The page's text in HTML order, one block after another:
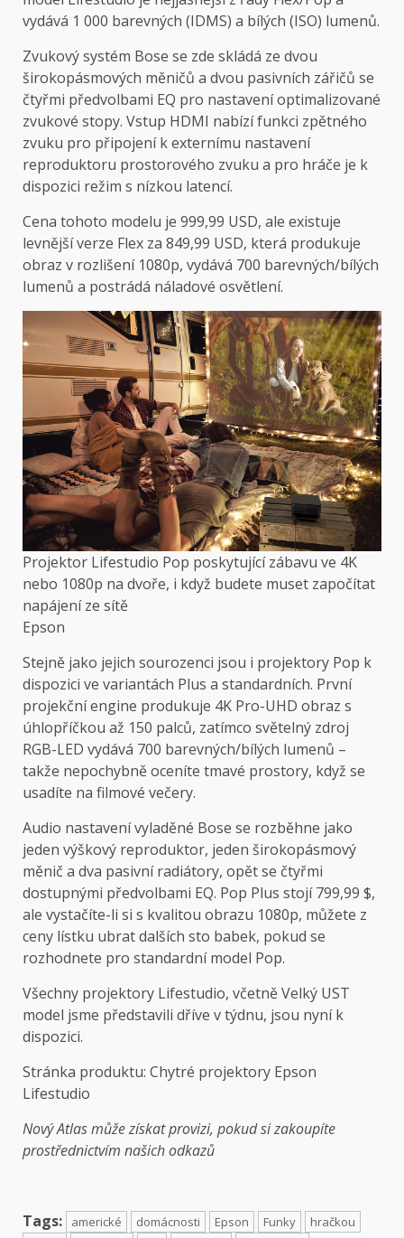
vydává 1 000 barevných (IDMS) a bílých (ISO) lumenů.
Zvukový systém Bose se zde skládá ze dvou
širokopásmových měničů a dvou pasivních zářičů se
čtyřmi předvolbami EQ pro nastavení optimalizované
zvukové stopy. Vstup HDMI nabízí funkci zpětného
zvuku pro připojení k externímu nastavení
reproduktoru prostorového zvuku a pro hráče je k
dispozici režim s nízkou latencí.
Cena tohoto modelu je 999,99 USD, ale existuje
levnější verze Flex za 849,99 USD, která produkuje
obraz v rozlišení 1080p, vydává 700 barevných/bílých
lumenů a postrádá náladové osvětlení.
Projektor Lifestudio Pop poskytující zábavu ve 4K
nebo 1080p na dvoře, i když budete muset započítat
napájení ze sítě
Epson
Stejně jako jejich sourozenci jsou i projektory Pop k
dispozici ve variantách Plus a standardních. První
projekční engine produkuje 4K Pro-UHD obraz s
úhlopříčkou až 150 palců, zatímco světelný zdroj
RGB-LED vydává 700 barevných/bílých lumenů –
takže nepochybně oceníte tmavé prostory, když se
usadíte na filmové večery.
Audio nastavení vyladěné Bose se rozběhne jako
jeden výškový reproduktor, jeden širokopásmový
měnič a dva pasivní radiátory, opět se čtyřmi
dostupnými předvolbami EQ. Pop Plus stojí 799,99 $,
ale vystačíte-li si s kvalitou obrazu 1080p, můžete z
ceny lístku ubrat dalších sto babek, pokud se
rozhodnete pro standardní model Pop.
Všechny projektory Lifestudio, včetněVelký UST
model jsme představili dříve v týdnu, jsou nyní k
dispozici.
Stránka produktu: Chytré projektory Epson
Lifestudio
Nový Atlas může získat provizi, pokud si zakoupíte
prostřednictvím našich odkazů
Tags: americké domácnosti Epson Funky
hračkou